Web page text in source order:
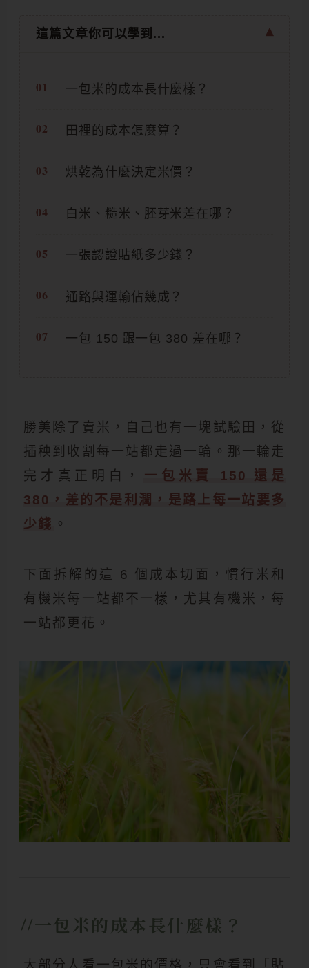
這篇文章你可以學到...
一包米的成本長什麼樣？
田裡的成本怎麼算？
烘乾為什麼決定米價？
白米、糙米、胚芽米差在哪？
一張認證貼紙多少錢？
通路與運輸佔幾成？
一包 150 跟一包 380 差在哪？
勝美除了賣米，自己也有一塊試驗田，從
插秧到收割每一站都走過一輪。那一輪走
完才真正明白，
一包米賣 150 還是
380，差的不是利潤，是路上每一站要多
少錢 。
下面拆解的這 6 個成本切面，慣行米和
有機米每一站都不一樣，尤其有機米，每
一站都更花。
一包米的成本長什麼樣？
大部分人看一包米的價格，只會看到「貼